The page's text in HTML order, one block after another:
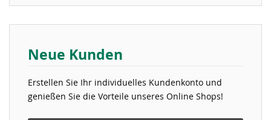
Neue Kunden
Erstellen Sie Ihr individuelles Kundenkonto und
genießen Sie die Vorteile unseres Online Shops!